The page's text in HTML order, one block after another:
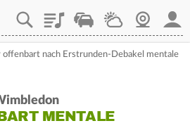
PlaylistStaupilotWetterWebcam
offenbart nach Erstrunden-Debakel mentale
MENTALE